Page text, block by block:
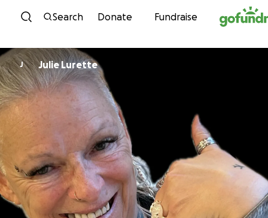
Skip to content
Search Donate Fundraise
J Julie Lurette